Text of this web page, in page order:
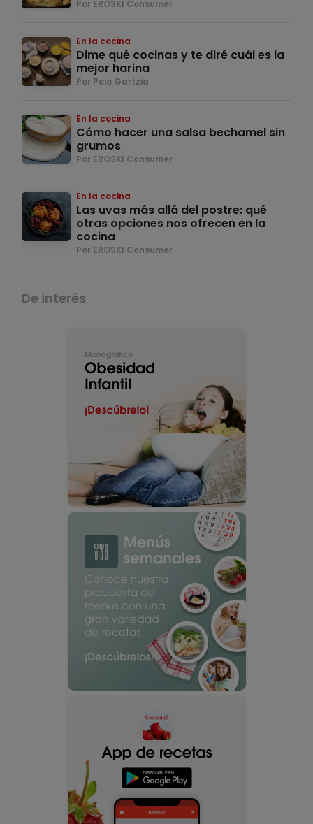
Por EROSKI Consumer
En la cocina
Dime qué cocinas y te diré cuál es la
mejor harina
Por Peio Gartzia
En la cocina
Cómo hacer una salsa bechamel sin
grumos
Por EROSKI Consumer
En la cocina
Las uvas más allá del postre: qué
otras opciones nos ofrecen en la
cocina
Por EROSKI Consumer
De interés